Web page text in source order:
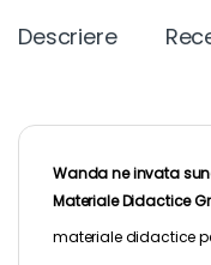
Descriere
Wanda ne invata
Materiale Didactice
materiale didactice